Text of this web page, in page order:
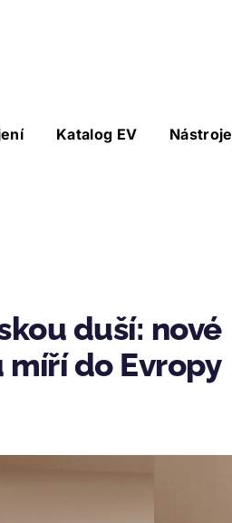
Katalog EV Nástroje
duší: nové
do Evropy